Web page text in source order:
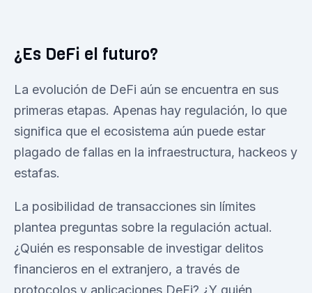
¿Es DeFi el futuro?
La evolución de DeFi aún se encuentra en sus
primeras etapas. Apenas hay regulación, lo que
significa que el ecosistema aún puede estar
plagado de fallas en la infraestructura, hackeos y
estafas.
La posibilidad de transacciones sin límites
plantea preguntas sobre la regulación actual.
¿Quién es responsable de investigar delitos
financieros en el extranjero, a través de
protocolos y aplicaciones DeFi? ¿Y quién